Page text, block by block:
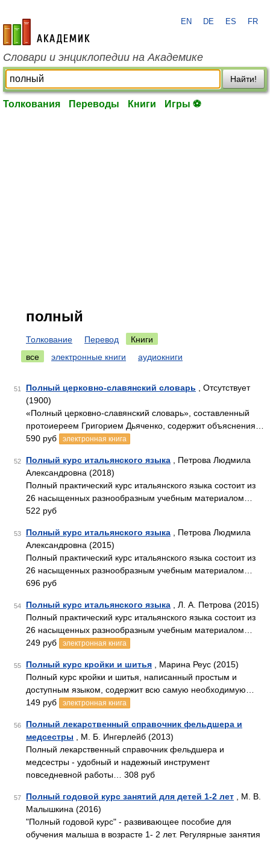
academic.ru
EN DE ES FR
Словари и энциклопедии на Академике
Найти!
Толкования Переводы Книги Игры ⚽
полный
Толкование Перевод
Книги
все
электронные книги аудиокниги
51 Полный церковно-славянский словарь , Отсутствует
(1900)
«Полный церковно-славянский словарь», составленный
протоиереем Григорием Дьяченко, содержит объяснения…
590 руб
электронная книга
52 Полный курс итальянского языка , Петрова Людмила
Александровна (2018)
Полный практический курс итальянского языка состоит из
26 насыщенных разнообразным учебным материалом…
522 руб
53 Полный курс итальянского языка , Петрова Людмила
Александровна (2015)
Полный практический курс итальянского языка состоит из
26 насыщенных разнообразным учебным материалом…
696 руб
54 Полный курс итальянского языка , Л. А. Петрова (2015)
Полный практический курс итальянского языка состоит из
26 насыщенных разнообразным учебным материалом…
249 руб
электронная книга
55 Полный курс кройки и шитья , Марина Реус (2015)
Полный курс кройки и шитья, написанный простым и
доступным языком, содержит всю самую необходимую…
149 руб
электронная книга
56
Полный лекарственный справочник фельдшера и
медсестры , М. Б. Ингерлейб (2013)
Полный лекарственный справочник фельдшера и
медсестры - удобный и надежный инструмент
повседневной работы… 308 руб
57 Полный годовой курс занятий для детей 1-2 лет , М. В.
Малышкина (2016)
"Полный годовой курс" - развивающее пособие для
обучения малыша в возрасте 1- 2 лет. Регулярные занятия